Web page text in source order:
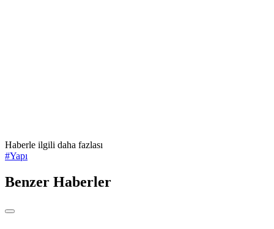
Haberle ilgili daha fazlası
#Yapı
Benzer Haberler